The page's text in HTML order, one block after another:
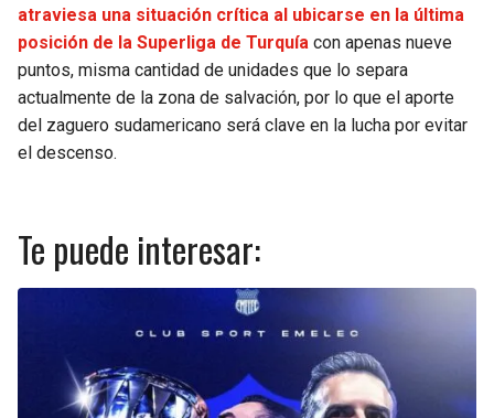
atraviesa una situación crítica al ubicarse en la última
posición de la Superliga de Turquía con apenas nueve
puntos, misma cantidad de unidades que lo separa
actualmente de la zona de salvación, por lo que el aporte
del zaguero sudamericano será clave en la lucha por evitar
el descenso.
Te puede interesar: